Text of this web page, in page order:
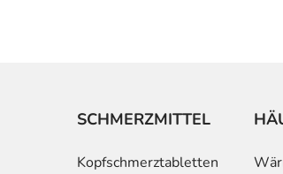
SCHMERZMITTEL
Kopfschmerztabletten